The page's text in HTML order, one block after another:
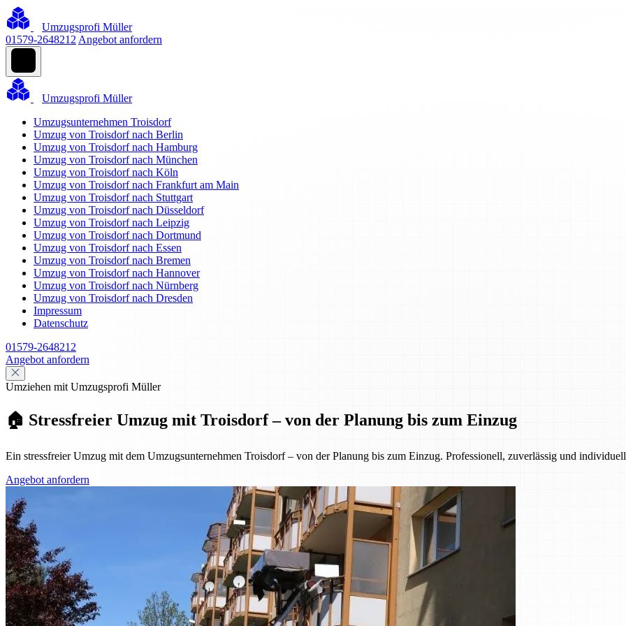
Umzugsprofi Müller
01579-2648212 Angebot anfordern
Umzugsprofi Müller
Umzugsunternehmen Troisdorf
Umzug von Troisdorf nach Berlin
Umzug von Troisdorf nach Hamburg
Umzug von Troisdorf nach München
Umzug von Troisdorf nach Köln
Umzug von Troisdorf nach Frankfurt am Main
Umzug von Troisdorf nach Stuttgart
Umzug von Troisdorf nach Düsseldorf
Umzug von Troisdorf nach Leipzig
Umzug von Troisdorf nach Dortmund
Umzug von Troisdorf nach Essen
Umzug von Troisdorf nach Bremen
Umzug von Troisdorf nach Hannover
Umzug von Troisdorf nach Nürnberg
Umzug von Troisdorf nach Dresden
Impressum
Datenschutz
01579-2648212
Angebot anfordern
Umziehen mit Umzugsprofi Müller
🏠 Stressfreier Umzug mit Troisdorf – von der Planung bis zum Einzug
Ein stressfreier Umzug mit dem Umzugsunternehmen Troisdorf – von der Planung bis zum Einzug. Professionell, zuverlässig und
Angebot anfordern